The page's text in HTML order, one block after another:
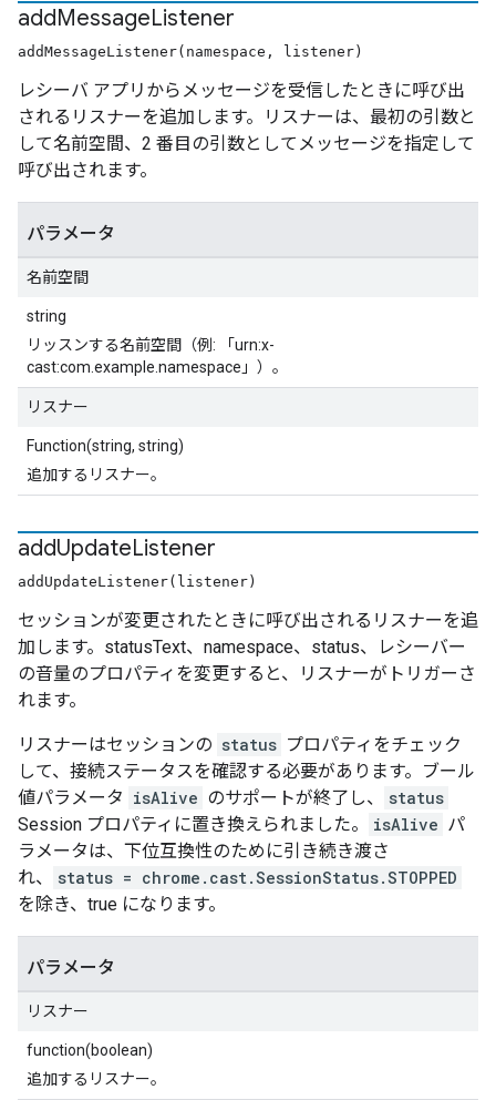
addMessageListener
addMessageListener(namespace, listener)
レシーバ アプリからメッセージを受信したときに呼び出
されるリスナーを追加します。リスナーは、最初の引数と
して名前空間、2 番目の引数としてメッセージを指定して
呼び出されます。
パラメータ
名前空間
string
リッスンする名前空間（例: 「urn:x-
cast:com.example.namespace」）。
リスナー
Function(string, string)
追加するリスナー。
addUpdateListener
addUpdateListener(listener)
セッションが変更されたときに呼び出されるリスナーを追
加します。statusText、namespace、status、レシーバー
の音量のプロパティを変更すると、リスナーがトリガーさ
れます。
リスナーはセッションの status プロパティをチェック
して、接続ステータスを確認する必要があります。ブール
値パラメータ isAlive のサポートが終了し、
status
Session プロパティに置き換えられました。
isAlive パ
ラメータは、下位互換性のために引き続き渡さ
れ、
status = chrome.cast.SessionStatus.STOPPED
を除き、true になります。
パラメータ
リスナー
function(boolean)
追加するリスナー。